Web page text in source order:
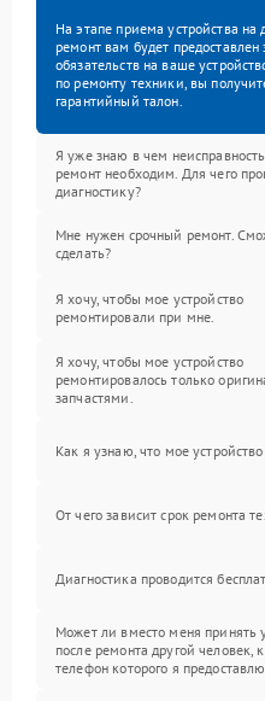
На этапе приема устройства
ремонт вам будет
обязательств на ваше
по ремонту техники, вы
гарантийный талон.
Я уже знаю в чем
ремонт необходим. Для чего
диагностику?
Мне нужен срочный ремонт.
сделать?
Я хочу, чтобы мое устройство
ремонтировали при мне.
Я хочу, чтобы мое устройство
ремонтировалось только
запчастями.
Как я узнаю, что мое устройство
От чего зависит срок ремонта
Диагностика проводится
Может ли вместо меня принять
после ремонта другой человек,
телефон которого я